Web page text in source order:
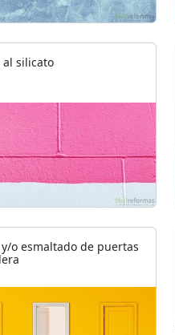
al silicato
y/o esmaltado de puertas